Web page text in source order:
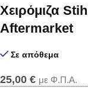
Χειρόμιζα
Aftermarket
Σε απόθεμα
25,00 € με Φ.Π.Α.